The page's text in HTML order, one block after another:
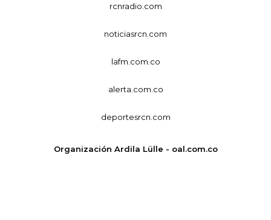
rcnradio.com
noticiasrcn.com
lafm.com.co
alerta.com.co
deportesrcn.com
Organización Ardila Lülle - oal.com.co